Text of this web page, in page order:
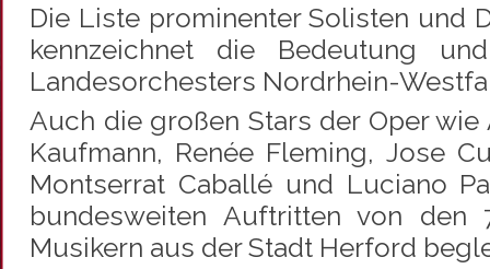
Die Liste prominenter Solisten und
kennzeichnet die Bedeutung
Landesorchesters Nordrhein-
Auch die großen Stars der Oper wie
Kaufmann, Renée Fleming, Jose
Montserrat Caballé und Luciano
bundesweiten Auftritten von den
Musikern aus der Stadt Herford